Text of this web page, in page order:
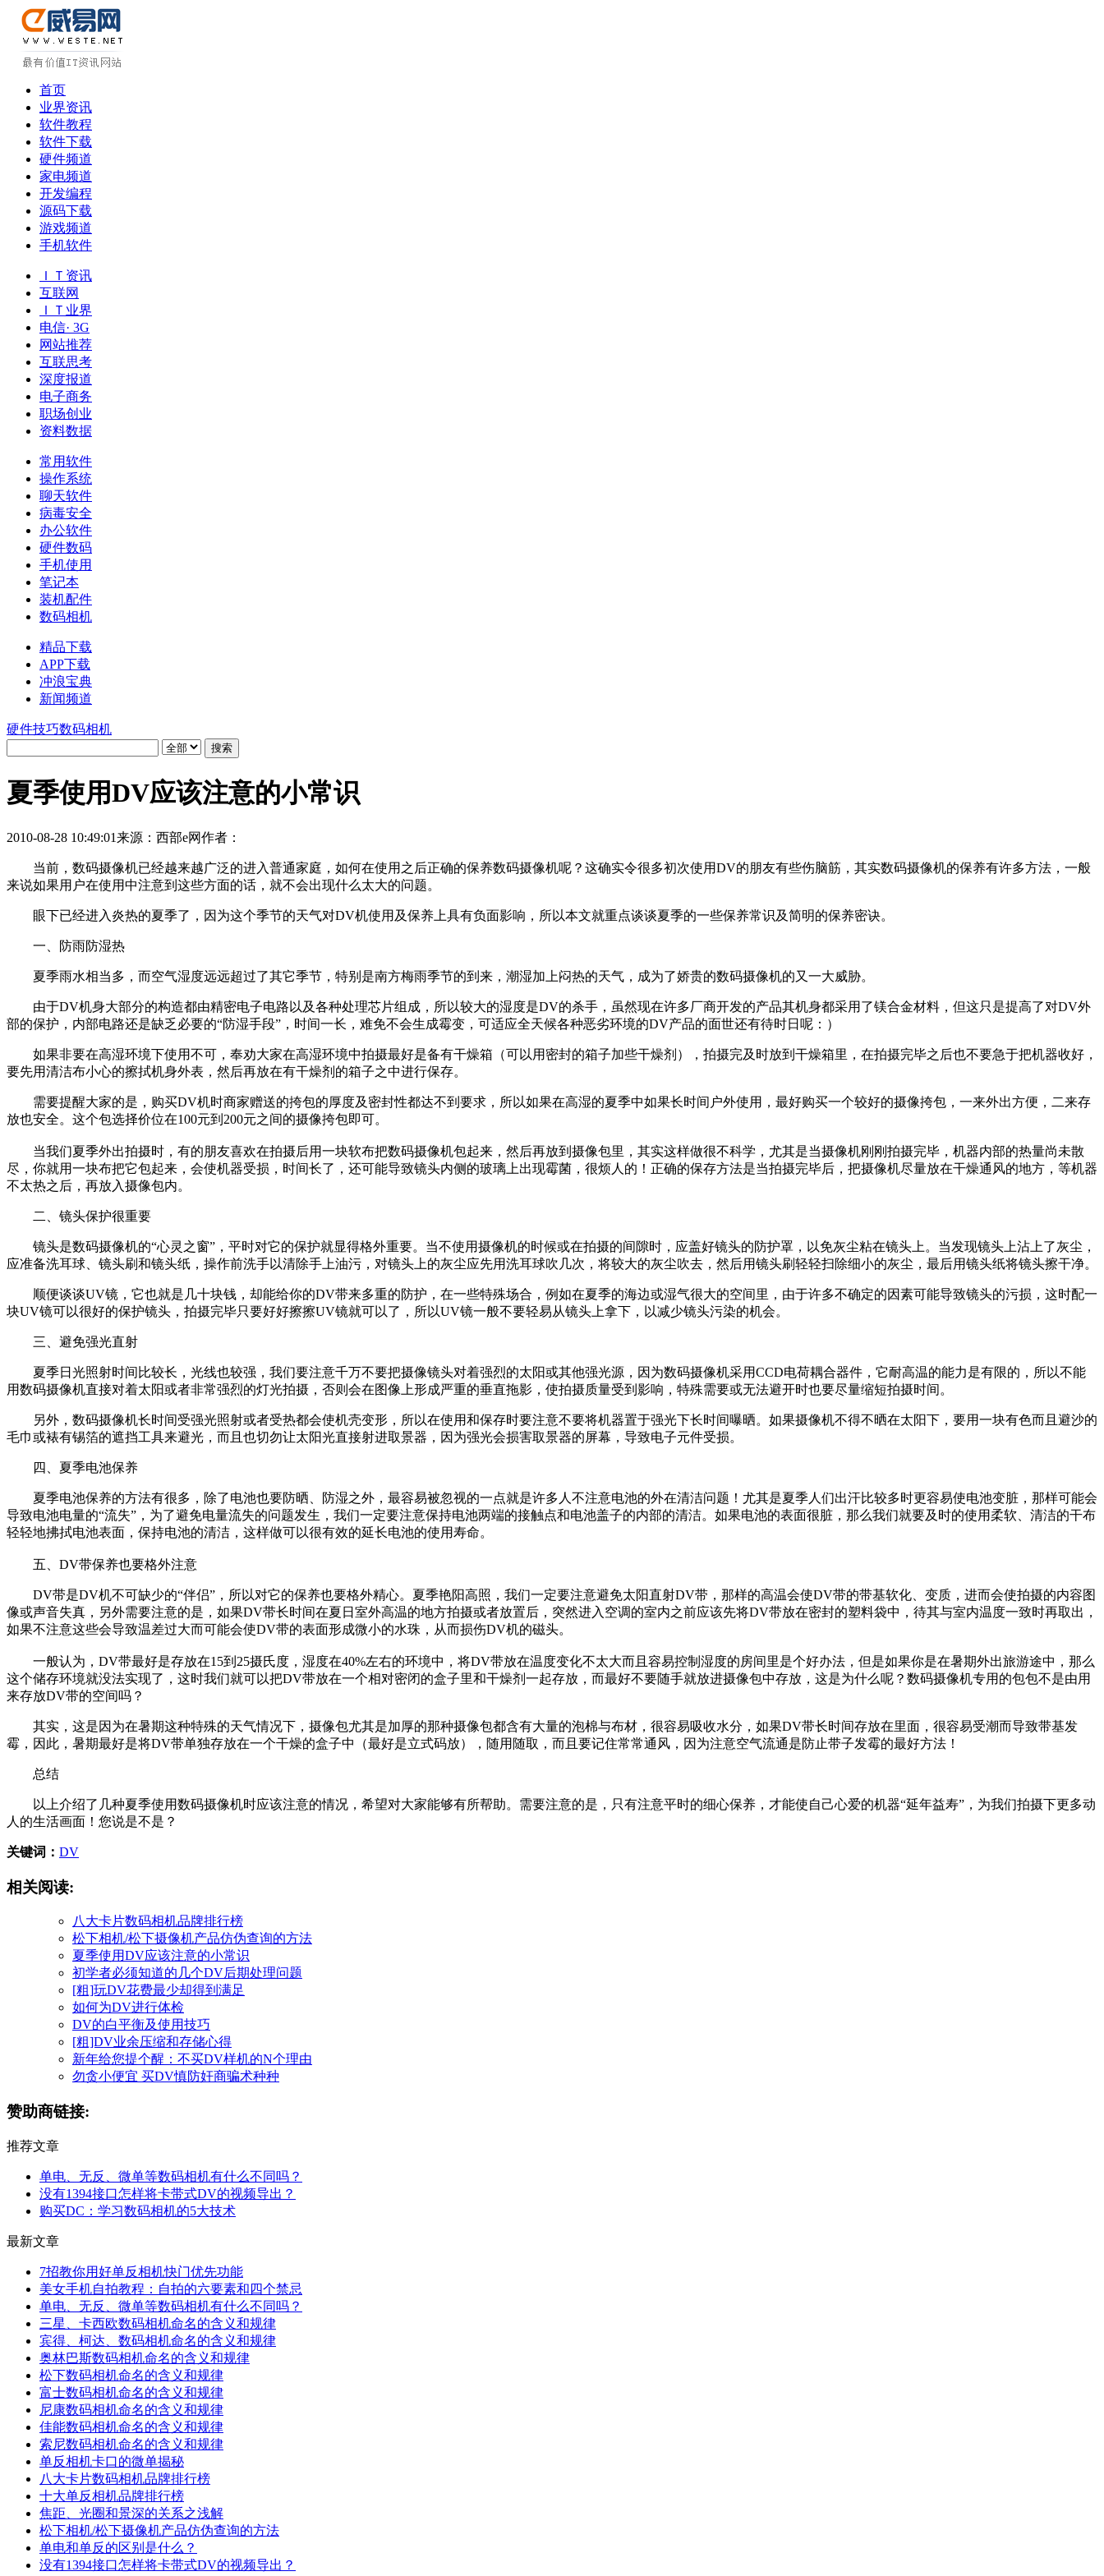
首页
业界资讯
软件教程
软件下载
硬件频道
家电频道
开发编程
源码下载
游戏频道
手机软件
ＩＴ资讯
互联网
ＩＴ业界
电信· 3G
网站推荐
互联思考
深度报道
电子商务
职场创业
资料数据
常用软件
操作系统
聊天软件
病毒安全
办公软件
硬件数码
手机使用
笔记本
装机配件
数码相机
精品下载
APP下载
冲浪宝典
新闻频道
硬件技巧数码相机
夏季使用DV应该注意的小常识
2010-08-28 10:49:01来源：西部e网作者：
当前，数码摄像机已经越来越广泛的进入普通家庭，如何在使用之后正确的保养数码摄像机呢？这确实令很多初次使用DV的朋友有些伤脑筋，其实数码摄像机的保养有许多方法，一般
来说如果用户在使用中注意到这些方面的话，就不会出现什么太大的问题。
眼下已经进入炎热的夏季了，因为这个季节的天气对DV机使用及保养上具有负面影响，所以本文就重点谈谈夏季的一些保养常识及简明的保养密诀。
一、防雨防湿热
夏季雨水相当多，而空气湿度远远超过了其它季节，特别是南方梅雨季节的到来，潮湿加上闷热的天气，成为了娇贵的数码摄像机的又一大威胁。
由于DV机身大部分的构造都由精密电子电路以及各种处理芯片组成，所以较大的湿度是DV的杀手，虽然现在许多厂商开发的产品其机身都采用了镁合金材料，但这只是提高了对DV外
部的保护，内部电路还是缺乏必要的“防湿手段”，时间一长，难免不会生成霉变，可适应全天候各种恶劣环境的DV产品的面世还有待时日呢：）
如果非要在高湿环境下使用不可，奉劝大家在高湿环境中拍摄最好是备有干燥箱（可以用密封的箱子加些干燥剂），拍摄完及时放到干燥箱里，在拍摄完毕之后也不要急于把机器收好，
要先用清洁布小心的擦拭机身外表，然后再放在有干燥剂的箱子之中进行保存。
需要提醒大家的是，购买DV机时商家赠送的挎包的厚度及密封性都达不到要求，所以如果在高湿的夏季中如果长时间户外使用，最好购买一个较好的摄像挎包，一来外出方便，二来存
放也安全。这个包选择价位在100元到200元之间的摄像挎包即可。
当我们夏季外出拍摄时，有的朋友喜欢在拍摄后用一块软布把数码摄像机包起来，然后再放到摄像包里，其实这样做很不科学，尤其是当摄像机刚刚拍摄完毕，机器内部的热量尚未散
尽，你就用一块布把它包起来，会使机器受损，时间长了，还可能导致镜头内侧的玻璃上出现霉菌，很烦人的！正确的保存方法是当拍摄完毕后，把摄像机尽量放在干燥通风的地方，等机器
不太热之后，再放入摄像包内。
二、镜头保护很重要
镜头是数码摄像机的“心灵之窗”，平时对它的保护就显得格外重要。当不使用摄像机的时候或在拍摄的间隙时，应盖好镜头的防护罩，以免灰尘粘在镜头上。当发现镜头上沾上了灰尘，
应准备洗耳球、镜头刷和镜头纸，操作前洗手以清除手上油污，对镜头上的灰尘应先用洗耳球吹几次，将较大的灰尘吹去，然后用镜头刷轻轻扫除细小的灰尘，最后用镜头纸将镜头擦干净。
顺便谈谈UV镜，它也就是几十块钱，却能给你的DV带来多重的防护，在一些特殊场合，例如在夏季的海边或湿气很大的空间里，由于许多不确定的因素可能导致镜头的污损，这时配一
块UV镜可以很好的保护镜头，拍摄完毕只要好好擦擦UV镜就可以了，所以UV镜一般不要轻易从镜头上拿下，以减少镜头污染的机会。
三、避免强光直射
夏季日光照射时间比较长，光线也较强，我们要注意千万不要把摄像镜头对着强烈的太阳或其他强光源，因为数码摄像机采用CCD电荷耦合器件，它耐高温的能力是有限的，所以不能
用数码摄像机直接对着太阳或者非常强烈的灯光拍摄，否则会在图像上形成严重的垂直拖影，使拍摄质量受到影响，特殊需要或无法避开时也要尽量缩短拍摄时间。
另外，数码摄像机长时间受强光照射或者受热都会使机壳变形，所以在使用和保存时要注意不要将机器置于强光下长时间曝晒。如果摄像机不得不晒在太阳下，要用一块有色而且避沙的
毛巾或裱有锡箔的遮挡工具来避光，而且也切勿让太阳光直接射进取景器，因为强光会损害取景器的屏幕，导致电子元件受损。
四、夏季电池保养
夏季电池保养的方法有很多，除了电池也要防晒、防湿之外，最容易被忽视的一点就是许多人不注意电池的外在清洁问题！尤其是夏季人们出汗比较多时更容易使电池变脏，那样可能会
导致电池电量的“流失”，为了避免电量流失的问题发生，我们一定要注意保持电池两端的接触点和电池盖子的内部的清洁。如果电池的表面很脏，那么我们就要及时的使用柔软、清洁的干布
轻轻地拂拭电池表面，保持电池的清洁，这样做可以很有效的延长电池的使用寿命。
五、DV带保养也要格外注意
DV带是DV机不可缺少的“伴侣”，所以对它的保养也要格外精心。夏季艳阳高照，我们一定要注意避免太阳直射DV带，那样的高温会使DV带的带基软化、变质，进而会使拍摄的内容图
像或声音失真，另外需要注意的是，如果DV带长时间在夏日室外高温的地方拍摄或者放置后，突然进入空调的室内之前应该先将DV带放在密封的塑料袋中，待其与室内温度一致时再取出，
如果不注意这些会导致温差过大而可能会使DV带的表面形成微小的水珠，从而损伤DV机的磁头。
一般认为，DV带最好是存放在15到25摄氏度，湿度在40%左右的环境中，将DV带放在温度变化不太大而且容易控制湿度的房间里是个好办法，但是如果你是在暑期外出旅游途中，那么
这个储存环境就没法实现了，这时我们就可以把DV带放在一个相对密闭的盒子里和干燥剂一起存放，而最好不要随手就放进摄像包中存放，这是为什么呢？数码摄像机专用的包包不是由用
来存放DV带的空间吗？
其实，这是因为在暑期这种特殊的天气情况下，摄像包尤其是加厚的那种摄像包都含有大量的泡棉与布材，很容易吸收水分，如果DV带长时间存放在里面，很容易受潮而导致带基发
霉，因此，暑期最好是将DV带单独存放在一个干燥的盒子中（最好是立式码放），随用随取，而且要记住常常通风，因为注意空气流通是防止带子发霉的最好方法！
总结
以上介绍了几种夏季使用数码摄像机时应该注意的情况，希望对大家能够有所帮助。需要注意的是，只有注意平时的细心保养，才能使自己心爱的机器“延年益寿”，为我们拍摄下更多动
人的生活画面！您说是不是？
关键词： DV
相关阅读:
八大卡片数码相机品牌排行榜
松下相机/松下摄像机产品仿伪查询的方法
夏季使用DV应该注意的小常识
初学者必须知道的几个DV后期处理问题
[粗]玩DV花费最少却得到满足
如何为DV进行体检
DV的白平衡及使用技巧
[粗]DV业余压缩和存储心得
新年给您提个醒：不买DV样机的N个理由
勿贪小便宜 买DV慎防奸商骗术种种
赞助商链接:
推荐文章
单电、无反、微单等数码相机有什么不同吗？
没有1394接口怎样将卡带式DV的视频导出？
购买DC：学习数码相机的5大技术
最新文章
7招教你用好单反相机快门优先功能
美女手机自拍教程：自拍的六要素和四个禁忌
单电、无反、微单等数码相机有什么不同吗？
三星、卡西欧数码相机命名的含义和规律
宾得、柯达、数码相机命名的含义和规律
奥林巴斯数码相机命名的含义和规律
松下数码相机命名的含义和规律
富士数码相机命名的含义和规律
尼康数码相机命名的含义和规律
佳能数码相机命名的含义和规律
索尼数码相机命名的含义和规律
单反相机卡口的微单揭秘
八大卡片数码相机品牌排行榜
十大单反相机品牌排行榜
焦距、光圈和景深的关系之浅解
松下相机/松下摄像机产品仿伪查询的方法
单电和单反的区别是什么？
没有1394接口怎样将卡带式DV的视频导出？